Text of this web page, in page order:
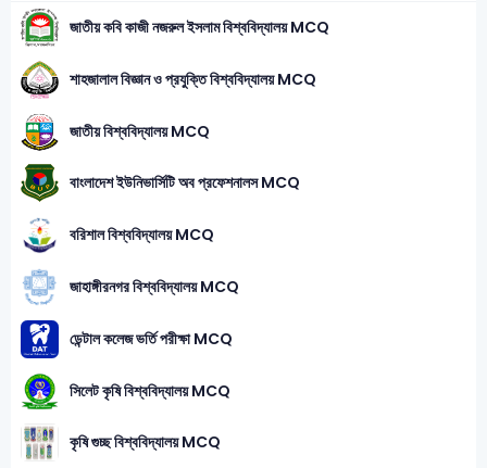
জাতীয় কবি কাজী নজরুল ইসলাম বিশ্ববিদ্যালয় MCQ
শাহজালাল বিজ্ঞান ও প্রযুক্তি বিশ্ববিদ্যালয় MCQ
জাতীয় বিশ্ববিদ্যালয় MCQ
বাংলাদেশ ইউনিভার্সিটি অব প্রফেশনালস MCQ
বরিশাল বিশ্ববিদ্যালয় MCQ
জাহাঙ্গীরনগর বিশ্ববিদ্যালয় MCQ
ডেন্টাল কলেজ ভর্তি পরীক্ষা MCQ
সিলেট কৃষি বিশ্ববিদ্যালয় MCQ
কৃষি গুচ্ছ বিশ্ববিদ্যালয় MCQ